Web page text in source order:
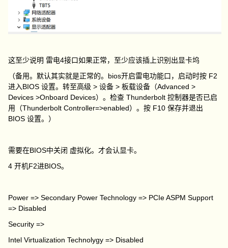
这至少说明 雷电4接口如果正常，至少应该插上识别出显卡坞
（备用。默认其实就是正常的。bios开启雷电功能口，启动时按 F2
进入BIOS 设置。转至高级 > 设备 > 板载设备（Advanced >
Devices >Onboard Devices）。检查 Thunderbolt 控制器是否已启
用（Thunderbolt Controller=>enabled）。按 F10 保存并退出
BIOS 设置。）
需要在BIOS中关闭 虚拟化。才会认显卡。
4 开机F2进BIOS。
Power => Secondary Power Technology => PCIe ASPM Support
=> Disabled
Security =>
Intel Virtualization Technolygy => Disabled